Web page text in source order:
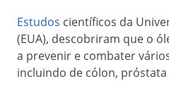
Estudos científicos da
(EUA), descobriram que o
a prevenir e combater
incluindo de cólon, próstata